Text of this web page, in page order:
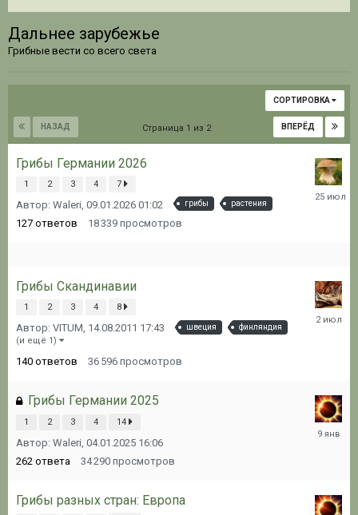
Дальнее зарубежье
Грибные вести со всего света
СОРТИРОВКА
НАЗАД ВПЕРЁД
Страница 1 из 2
Грибы Германии 2026
1 2 3 4 7
Автор: Waleri, 09.01.2026 01:02 грибы растения
127 ответов 18 339 просмотров
Грибы Скандинавии
1 2 3 4 8
Автор: VITUM, 14.08.2011 17:43 швеция финляндия
(и ещё 1)
140 ответов 36 596 просмотров
Грибы Германии 2025
1 2 3 4 14
Автор: Waleri, 04.01.2025 16:06
262 ответа 34 290 просмотров
Грибы разных стран: Европа